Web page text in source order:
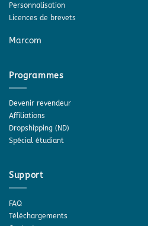
Personnalisation
Licences de brevets
Marcom
Programmes
Devenir revendeur
Affiliations
Dropshipping (ND)
Spécial étudiant
Support
FAQ
Téléchargements